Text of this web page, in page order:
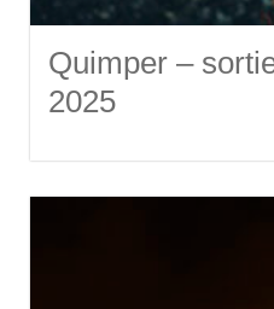
Quimper –
2025